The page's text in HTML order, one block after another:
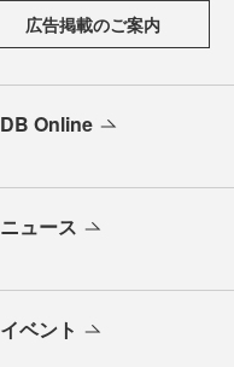
広告掲載のご案内
DB Online
ニュース
イベント